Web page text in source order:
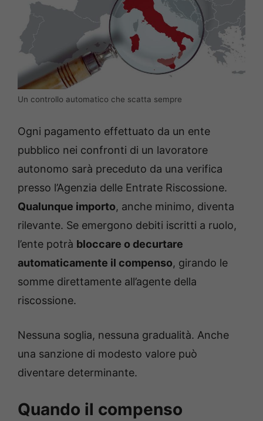
Un controllo automatico che scatta sempre
Ogni pagamento effettuato da un ente
pubblico nei confronti di un lavoratore
autonomo sarà preceduto da una verifica
presso l’Agenzia delle Entrate Riscossione.
Qualunque importo, anche minimo, diventa
rilevante. Se emergono debiti iscritti a ruolo,
l’ente potrà bloccare o decurtare
automaticamente il compenso, girando le
somme direttamente all’agente della
riscossione.
Nessuna soglia, nessuna gradualità. Anche
una sanzione di modesto valore può
diventare determinante.
Quando il compenso